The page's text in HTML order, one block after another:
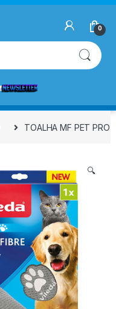
0
TOALHA MF PET PRO
🔍